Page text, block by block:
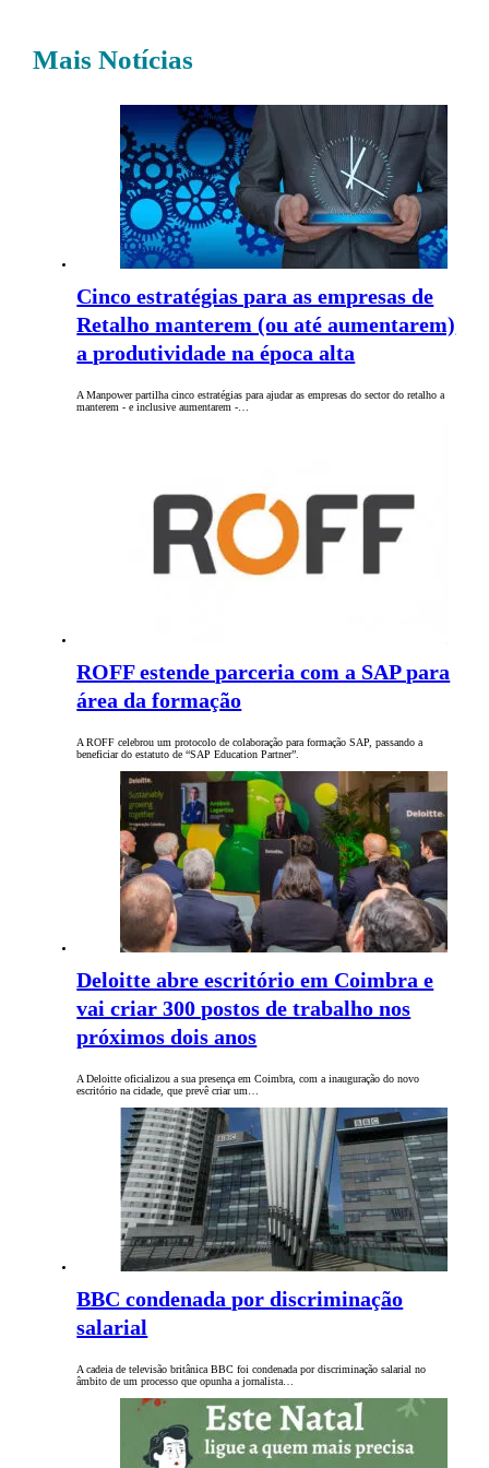
Mais Notícias
Cinco estratégias para as empresas de
Retalho manterem (ou até aumentarem)
a produtividade na época alta
A Manpower partilha cinco estratégias para ajudar as empresas do sector do retalho a
manterem - e inclusive aumentarem -…
ROFF estende parceria com a SAP para
área da formação
A ROFF celebrou um protocolo de colaboração para formação SAP, passando a
beneficiar do estatuto de “SAP Education Partner”.
Deloitte abre escritório em Coimbra e
vai criar 300 postos de trabalho nos
próximos dois anos
A Deloitte oficializou a sua presença em Coimbra, com a inauguração do novo
escritório na cidade, que prevê criar um…
BBC condenada por discriminação
salarial
A cadeia de televisão britânica BBC foi condenada por discriminação salarial no
âmbito de um processo que opunha a jornalista…